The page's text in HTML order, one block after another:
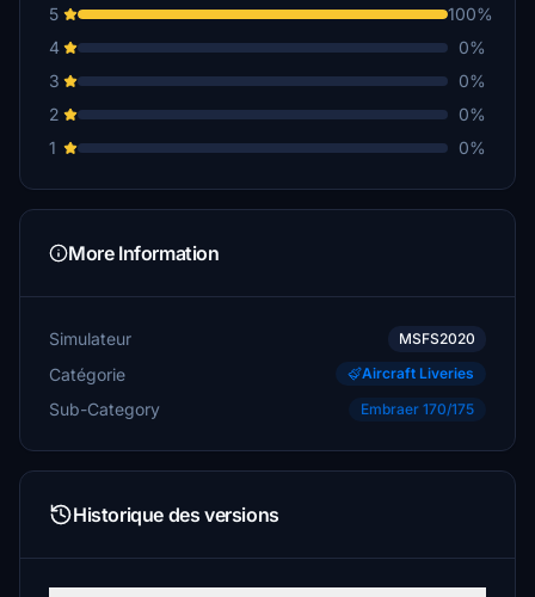
5
100%
4
0%
3
0%
2
0%
1
0%
More Information
Simulateur MSFS2020
Catégorie Aircraft Liveries
Sub-Category Embraer 170/175
Historique des versions